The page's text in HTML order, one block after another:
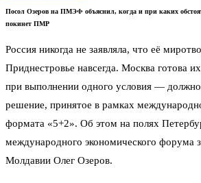
Посол Озеров на ПМЭФ объяснил, когда и при каких
покинет ПМР
Россия никогда не заявляла, что её
Приднестровье навсегда. Москва готова
при выполнении одного условия — должно
решение, принятое в рамках
формата «5+2». Об этом на полях
международного экономического форума
Молдавии Олег Озеров.